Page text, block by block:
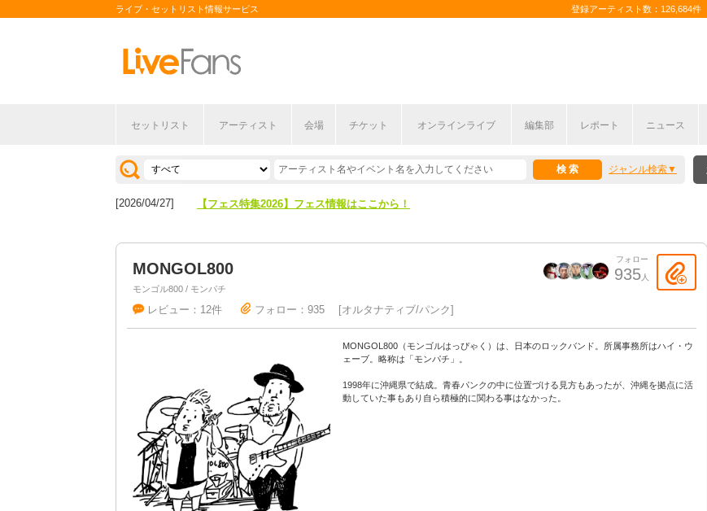
ライブ・セットリスト情報サービス 登録アーティスト数：126,684
セットリスト アーティスト 会場 チケット オンラインライブ 編集部 レポート ニュース
ジャンル検索
[2026/04/27] 【フェス特集2026】フェス情報はここから！
[2026/07/28] 【ライブ動員ランキング】2026年上半期編発表！
MONGOL800
モンゴル800 / モンパチ
フォロー
935 人
レビュー：12件 フォロー：935 オルタナティブ/パンク
MONGOL800（モンゴルはっぴゃく）は、日本のロックバンド。所属事務所はハイ・ウ
ェーブ。略称は「モンパチ」。
1998年に沖縄県で結成。青春パンクの中に位置づける見方もあったが、沖縄を拠点に活
動していた事もあり自ら積極的に関わる事はなかった。